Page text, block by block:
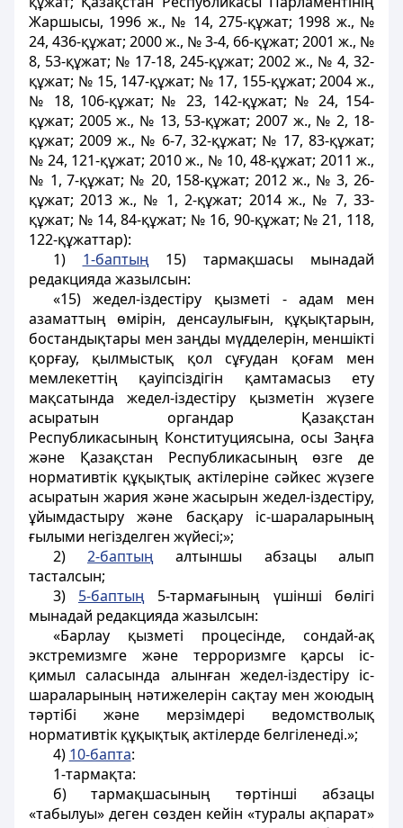
Жаршысы, 1996 ж., № 14, 275-құжат; 1998 ж., №
24, 436-құжат; 2000 ж., № 3-4, 66-құжат; 2001 ж., №
8, 53-құжат; № 17-18, 245-құжат; 2002 ж., № 4, 32-
құжат; № 15, 147-құжат; № 17, 155-құжат; 2004 ж.,
№ 18, 106-құжат; № 23, 142-құжат; № 24, 154-
құжат; 2005 ж., № 13, 53-құжат; 2007 ж., № 2, 18-
құжат; 2009 ж., № 6-7, 32-құжат; № 17, 83-құжат;
№ 24, 121-құжат; 2010 ж., № 10, 48-құжат; 2011 ж.,
№ 1, 7-құжат; № 20, 158-құжат; 2012 ж., № 3, 26-
құжат; 2013 ж., № 1, 2-құжат; 2014 ж., № 7, 33-
құжат; № 14, 84-құжат; № 16, 90-құжат; № 21, 118,
122-құжаттар):
1) 1-баптың 15) тармақшасы мынадай
редакцияда жазылсын:
«15) жедел-іздестіру қызметі - адам мен
азаматтың өмірін, денсаулығын, құқықтарын,
бостандықтары мен заңды мүдделерін, меншікті
қорғау, қылмыстық қол сұғудан қоғам мен
мемлекеттің қауіпсіздігін қамтамасыз ету
мақсатында жедел-іздестіру қызметін жүзеге
асыратын органдар Қазақстан
Республикасының Конституциясына, осы Заңға
және Қазақстан Республикасының өзге де
нормативтік құқықтық актілеріне сәйкес жүзеге
асыратын жария және жасырын жедел-іздестіру,
ұйымдастыру және басқару іс-шараларының
ғылыми негізделген жүйесі;»;
2) 2-баптың алтыншы абзацы алып
тасталсын;
3) 5-баптың 5-тармағының үшінші бөлігі
мынадай редакцияда жазылсын:
«Барлау қызметі процесінде, сондай-ақ
экстремизмге және терроризмге қарсы іс-
қимыл саласында алынған жедел-іздестіру іс-
шараларының нәтижелерін сақтау мен жоюдың
тәртібі және мерзімдері ведомстволық
нормативтік құқықтық актілерде белгіленеді.»;
4) 10-бапта:
1-тармақта:
б) тармақшасының төртінші абзацы
«табылуы» деген сөзден кейін «туралы ақпарат»